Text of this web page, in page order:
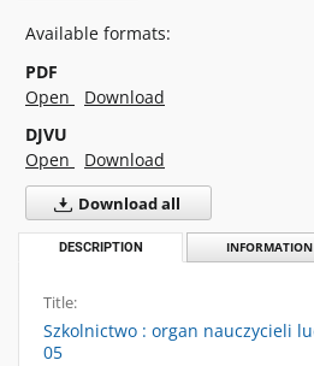
Available formats:
PDF
Open
Download
DJVU
Open
Download
Download all
DESCRIPTION INFORMATION
Title:
Szkolnictwo : organ nauczycieli
05